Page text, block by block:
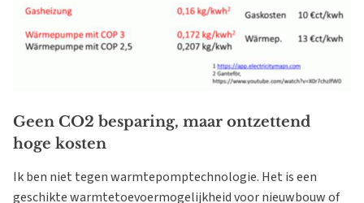
Geen CO2 besparing, maar ontzettend
hoge kosten
Ik ben niet tegen warmtepomptechnologie. Het is een
geschikte warmtetoevoermogelijkheid voor nieuwbouw of